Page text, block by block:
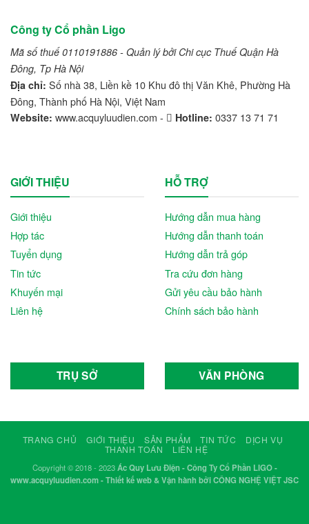
Công ty Cổ phần Ligo
Mã số thuế 0110191886 - Quản lý bởi Chi cục Thuế Quận Hà
Đông, Tp Hà Nội
Địa chỉ: Số nhà 38, Liền kề 10 Khu đô thị Văn Khê, Phường Hà
Đông, Thành phố Hà Nội, Việt Nam
Website: www.acquyluudien.com - Hotline: 0337 13 71 71
GIỚI THIỆU
Giới thiệu
Hợp tác
Tuyển dụng
Tin tức
Khuyến mại
Liên hệ
HỖ TRỢ
Hướng dẫn mua hàng
Hướng dẫn thanh toán
Hướng dẫn trả góp
Tra cứu đơn hàng
Gửi yêu cầu bảo hành
Chính sách bảo hành
TRỤ SỞ VĂN PHÒNG
TRANG CHỦ GIỚI THIỆU SẢN PHẨM TIN TỨC
DỊCH VỤ
THANH TOÁN
LIÊN HỆ
Copyright © 2018 - 2023Ác Quy Lưu Điện - Công Ty Cổ Phần LIGO -
www.acquyluudien.com - Thiết kế web & Vận hành bởi CÔNG NGHỆ VIỆT JSC